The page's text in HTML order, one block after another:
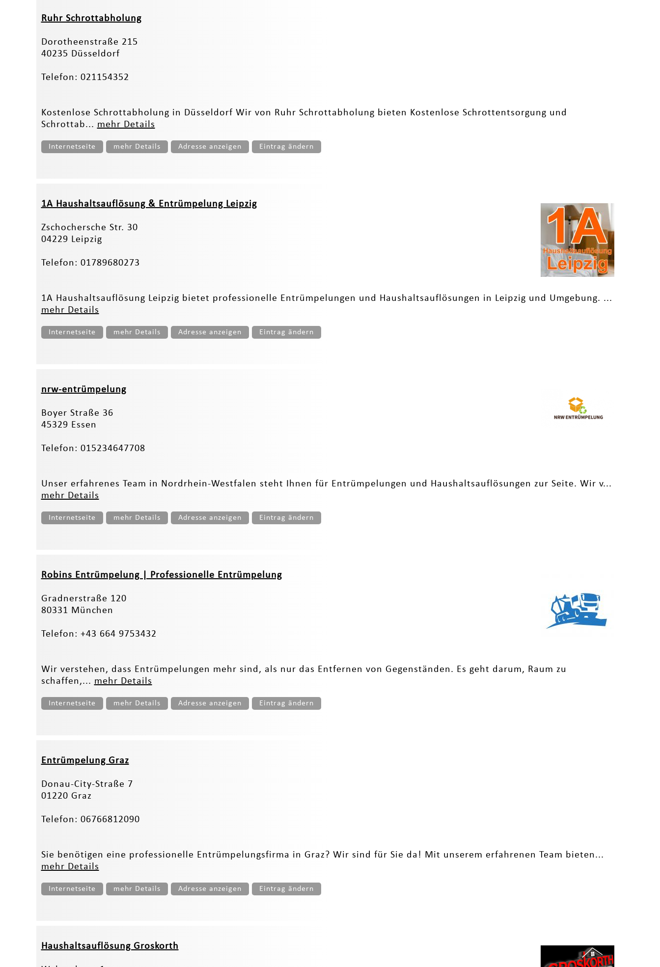
Ruhr Schrottabholung
Dorotheenstraße 215
40235 Düsseldorf
Telefon: 021154352
Kostenlose Schrottabholung in Düsseldorf Wir von Ruhr Schrottabholung bieten Kostenlose Schrottentsorgung und
Schrottab... mehr Details
Internetseite mehr Details Adresse anzeigen Eintrag ändern
1A Haushaltsauflösung & Entrümpelung Leipzig
Zschochersche Str. 30
04229 Leipzig
Telefon: 01789680273
1A Haushaltsauflösung Leipzig bietet professionelle Entrümpelungen und Haushaltsauflösungen in Leipzig und Umgebung. ...
mehr Details
Internetseite mehr Details Adresse anzeigen Eintrag ändern
nrw-entrümpelung
Boyer Straße 36
45329 Essen
Telefon: 015234647708
Unser erfahrenes Team in Nordrhein-Westfalen steht Ihnen für Entrümpelungen und Haushaltsauflösungen zur Seite. Wir v...
mehr Details
Internetseite mehr Details Adresse anzeigen Eintrag ändern
Robins Entrümpelung | Professionelle Entrümpelung
Gradnerstraße 120
80331 München
Telefon: +43 664 9753432
Wir verstehen, dass Entrümpelungen mehr sind, als nur das Entfernen von Gegenständen. Es geht darum, Raum zu
schaffen,... mehr Details
Internetseite mehr Details Adresse anzeigen Eintrag ändern
Entrümpelung Graz
Donau-City-Straße 7
01220 Graz
Telefon: 06766812090
Sie benötigen eine professionelle Entrümpelungsfirma in Graz? Wir sind für Sie da! Mit unserem erfahrenen Team bieten...
mehr Details
Internetseite mehr Details Adresse anzeigen Eintrag ändern
Haushaltsauflösung Groskorth